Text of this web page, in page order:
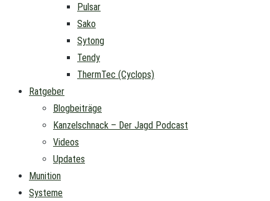
Pulsar
Sako
Sytong
Tendy
ThermTec (Cyclops)
Ratgeber
Blogbeiträge
Kanzelschnack – Der Jagd Podcast
Videos
Updates
Munition
Systeme